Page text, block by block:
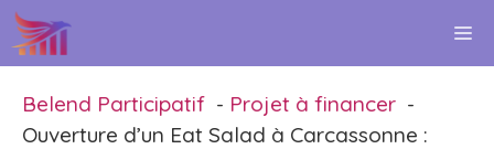
Aller
au
Belend Participatif
Projet à financer
Ouverture d’un Eat Salad à Carcassonne :